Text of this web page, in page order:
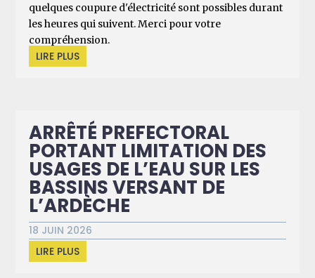
quelques coupure d'électricité sont possibles durant
les heures qui suivent. Merci pour votre
compréhension.
LIRE PLUS
ARRÊTÉ PREFECTORAL
PORTANT LIMITATION DES
USAGES DE L’EAU SUR LES
BASSINS VERSANT DE
L’ARDÈCHE
18 JUIN 2026
LIRE PLUS